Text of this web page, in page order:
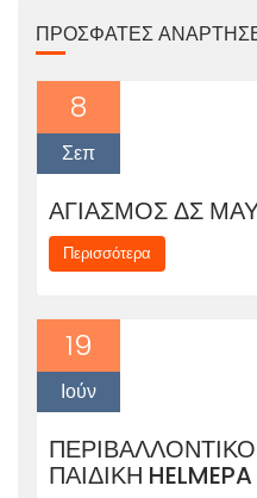
ΠΡΌΣΦΑΤΕΣ
8
Σεπ
ΑΓΙΑΣΜΟΣ ΔΣ
Περισσότερα
19
Ιούν
ΠΑΙΔΙΚΗ HELMEPA